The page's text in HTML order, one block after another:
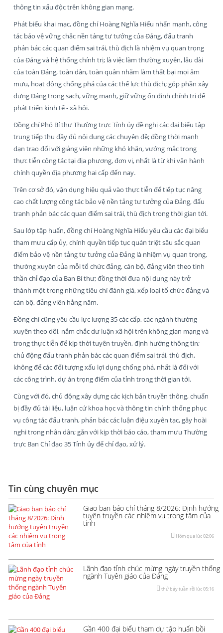
thông tin xấu độc trên không gian mạng.
Phát biểu khai mạc, đồng chí Hoàng Nghĩa Hiếu nhấn mạnh, công
tác bảo vệ vững chắc nền tảng tư tưởng của Đảng, đấu tranh
phản bác các quan điểm sai trái, thù địch là nhiệm vụ quan trọng
của Đảng và hệ thống chính trị; là việc làm thường xuyên, lâu dài
của toàn Đảng, toàn dân, toàn quân nhằm làm thất bại mọi âm
mưu, hoạt động chống phá của các thế lực thù địch; góp phần xây
dựng Đảng trong sạch, vững mạnh, giữ vững ổn định chính trị để
phát triển kinh tế - xã hội.
Đồng chí Phó Bí thư Thường trực Tỉnh ủy đề nghị các đại biểu tập
trung tiếp thu đầy đủ nội dung các chuyên đề; đồng thời mạnh
dạn trao đổi với giảng viên những khó khăn, vướng mắc trong
thực tiễn công tác tại địa phương, đơn vị, nhất là từ khi vận hành
chính quyền địa phương hai cấp đến nay.
Trên cơ sở đó, vận dụng hiệu quả vào thực tiễn để tiếp tục nâng
cao chất lượng công tác bảo vệ nền tảng tư tưởng của Đảng, đấu
tranh phản bác các quan điểm sai trái, thù địch trong thời gian tới.
Sau lớp tập huấn, đồng chí Hoàng Nghĩa Hiếu yêu cầu các đại biểu
tham mưu cấp ủy, chính quyền tiếp tục quán triệt sâu sắc quan
điểm bảo vệ nền tảng tư tưởng của Đảng là nhiệm vụ quan trọng,
thường xuyên của mỗi tổ chức đảng, cán bộ, đảng viên theo tinh
thần chỉ đạo của Ban Bí thư; đồng thời đưa nội dung này trở
thành một trong những tiêu chí đánh giá, xếp loại tổ chức đảng và
cán bộ, đảng viên hằng năm.
Đồng chí cũng yêu cầu lực lượng 35 các cấp, các ngành thường
xuyên theo dõi, nắm chắc dư luận xã hội trên không gian mạng và
trong thực tiễn để kịp thời tuyên truyền, định hướng thông tin;
chủ động đấu tranh phản bác các quan điểm sai trái, thù địch,
không để các đối tượng xấu lợi dụng chống phá, nhất là đối với
các công trình, dự án trọng điểm của tỉnh trong thời gian tới.
Cùng với đó, chủ động xây dựng các kịch bản truyền thông, chuẩn
bị đầy đủ tài liệu, luận cứ khoa học và thông tin chính thống phục
vụ công tác đấu tranh, phản bác các luận điệu xuyên tạc, gây hoài
nghi trong nhân dân; gắn với kịp thời báo cáo, tham mưu Thường
trực Ban Chỉ đạo 35 Tỉnh ủy để chỉ đạo, xử lý.
Tin cùng chuyên mục
Giao ban báo chí tháng 8/2026: Định hướng
tuyên truyền các nhiệm vụ trọng tâm của
tỉnh
Hôm qua lúc 02:06
Lãnh đạo tỉnh chúc mừng ngày truyền thống
ngành Tuyên giáo của Đảng
thứ bảy tuần rồi lúc 05:16
Gần 400 đại biểu tham dự tập huấn bồi